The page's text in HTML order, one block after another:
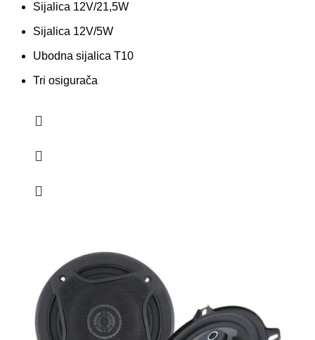
Sijalica 12V/21,5W
Sijalica 12V/5W
Ubodna sijalica T10
Tri osigurača